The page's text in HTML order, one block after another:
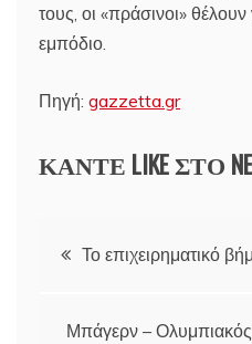
τους, οι «πράσινοι»
εμπόδιο.
Πηγή: gazzetta.gr
ΚΑΝΤΕ LIKE ΣΤΟ
Πλοήγηση
Το επιχειρηματικό
Μπάγερν –